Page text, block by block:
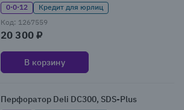
0·0·12
Кредит для юрлиц
Код: 1267559
20 300 ₽
В корзину
Перфоратор Deli DC300, SDS-Plus